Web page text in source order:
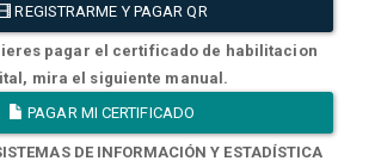
REGISTRARME Y PAGAR QR
pagar el certificado de habilitacion
mira el siguiente manual.
PAGAR MI CERTIFICADO
DE INFORMACIÓN Y ESTADÍSTICA